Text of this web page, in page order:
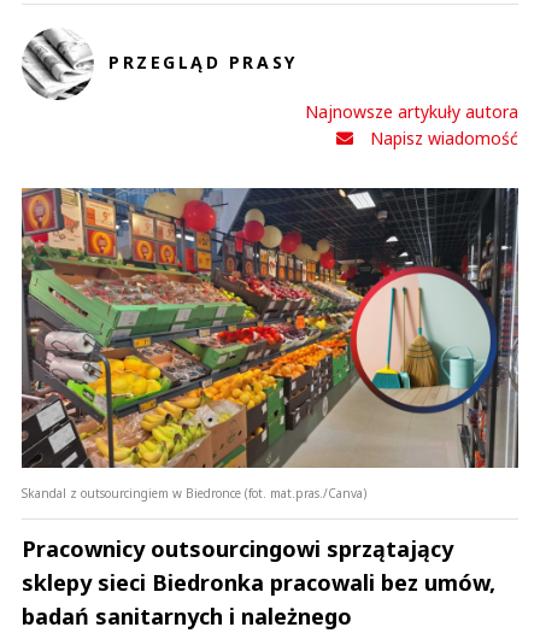
PRZEGLĄD PRASY
Najnowsze artykuły autora
Napisz wiadomość
Skandal z outsourcingiem w Biedronce (fot. mat.pras./Canva)
Pracownicy outsourcingowi sprzątający
sklepy sieci Biedronka pracowali bez umów,
badań sanitarnych i należnego